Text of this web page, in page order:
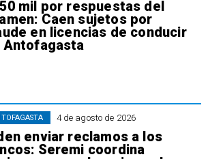
mil por respuestas del
Caen sujetos por
en licencias de conducir
Antofagasta
4 de agosto de 2026
enviar reclamos a los
Seremi coordina